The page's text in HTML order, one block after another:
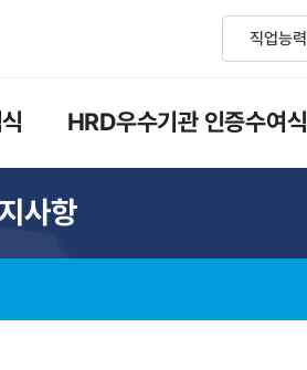
HRD우수기관 인증수여식
사항